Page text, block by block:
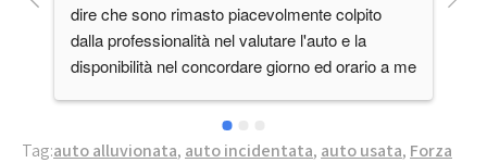
dire che sono rimasto piacevolmente colpito
dalla professionalità nel valutare l'auto e la
disponibilità nel concordare giorno ed orario a me
consiglio.Grazie, vi terrò presente in futuro.
Tag:auto alluvionata, auto incidentata, auto usata, Forza